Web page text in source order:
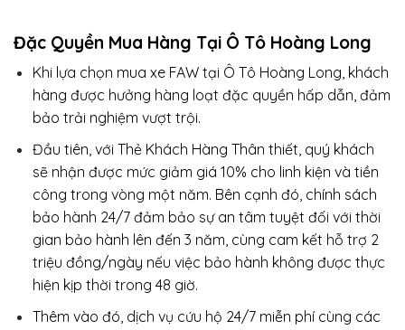
Đặc Quyền Mua Hàng Tại Ô Tô Hoàng Long
Khi lựa chọn mua xe FAW tại Ô Tô Hoàng Long, khách
hàng được hưởng hàng loạt đặc quyền hấp dẫn, đảm
bảo trải nghiệm vượt trội.
Đầu tiên, với Thẻ Khách Hàng Thân thiết, quý khách
sẽ nhận được mức giảm giá 10% cho linh kiện và tiền
công trong vòng một năm. Bên cạnh đó, chính sách
bảo hành 24/7 đảm bảo sự an tâm tuyệt đối với thời
gian bảo hành lên đến 3 năm, cùng cam kết hỗ trợ 2
triệu đồng/ngày nếu việc bảo hành không được thực
hiện kịp thời trong 48 giờ.
Thêm vào đó, dịch vụ cứu hộ 24/7 miễn phí cùng các